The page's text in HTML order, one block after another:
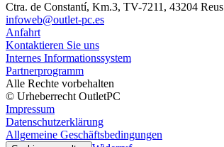
Ctra. de Constantí, Km.3, TV-7211, 43204 Reus
infoweb@outlet-pc.es
Anfahrt
Kontaktieren Sie uns
Internes Informationssystem
Partnerprogramm
Alle Rechte vorbehalten
© Urheberrecht OutletPC
Impressum
Datenschutzerklärung
Allgemeine Geschäftsbedingungen